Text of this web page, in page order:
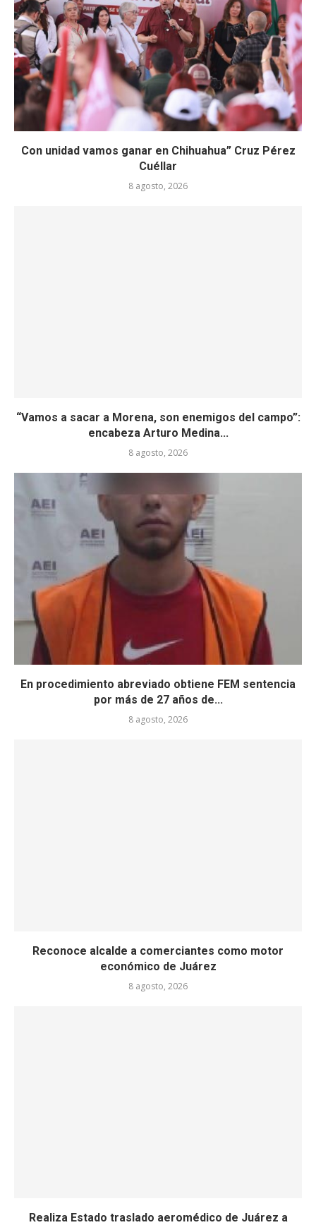
Con unidad vamos ganar en Chihuahua” Cruz Pérez
Cuéllar
8 agosto, 2026
“Vamos a sacar a Morena, son enemigos del campo”:
encabeza Arturo Medina...
8 agosto, 2026
En procedimiento abreviado obtiene FEM sentencia
por más de 27 años de...
8 agosto, 2026
Reconoce alcalde a comerciantes como motor
económico de Juárez
8 agosto, 2026
Realiza Estado traslado aeromédico de Juárez a